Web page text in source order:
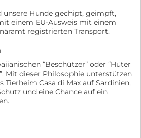
unsere Hunde gechipt, geimpft,
einem EU-Ausweis mit einem
registrierten Transport.
“Beschützer” oder “Hüter
Mit dieser Philosophie unterstützen
Tierheim Casa di Max auf Sardinien,
und eine Chance auf ein